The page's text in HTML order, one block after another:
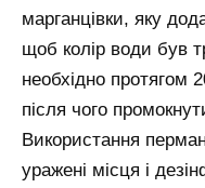
марганцівки, яку
щоб колір води був
необхідно протягом
після чого
Використання
уражені місця і